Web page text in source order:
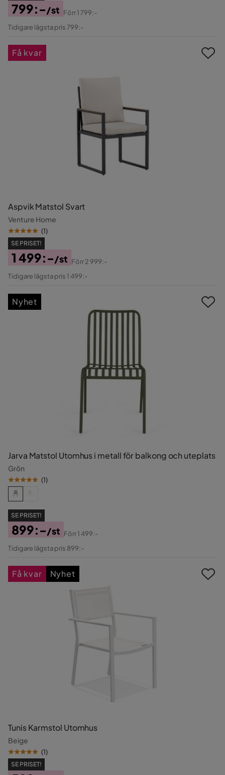
Pris
799:-/st
Original
Förr1 799:-
Tidigare lägsta pris 799:-
Aspvik Matstol Svart
Venture Home
(1)
SE PRISET!
Pris
1 499:-/st
Original
Förr2 999:-
Tidigare lägsta pris 1 499:-
Få kvar
Jarva Matstol Utomhus i metall för balkong och uteplats
Grön
(1)
SE PRISET!
Pris
899:-/st
Original
Förr1 499:-
Tidigare lägsta pris 899:-
Nyhet
Tunis Karmstol Utomhus
Beige
(1)
SE PRISET!
Få kvar Nyhet